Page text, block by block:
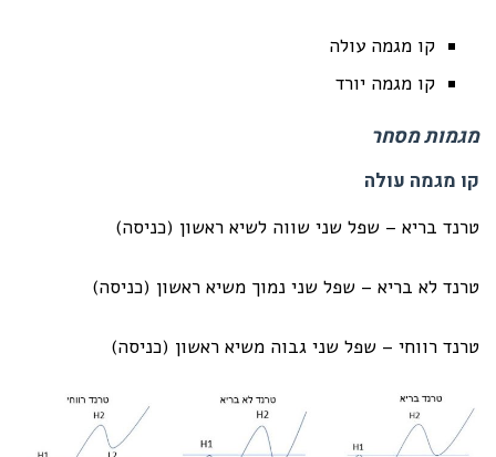
קו מגמה עולה
קו מגמה יורד
מגמות מסחר
קו מגמה עולה
טרנד בריא – שפל שני שווה לשיא ראשון (כניסה)
טרנד לא בריא – שפל שני נמוך משיא ראשון (כניסה)
טרנד רווחי – שפל שני גבוה משיא ראשון (כניסה)